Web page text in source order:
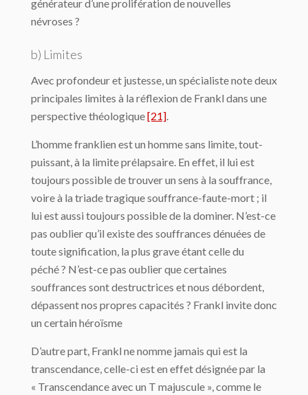
générateur d’une prolifération de nouvelles
névroses ?
b) Limites
Avec profondeur et justesse, un spécialiste note deux
principales limites à la réflexion de Frankl dans une
perspective théologique[21].
L’homme franklien est un homme sans limite, tout-
puissant, à la limite prélapsaire. En effet, il lui est
toujours possible de trouver un sens à la souffrance,
voire à la triade tragique souffrance-faute-mort ; il
lui est aussi toujours possible de la dominer. N’est-ce
pas oublier qu’il existe des souffrances dénuées de
toute signification, la plus grave étant celle du
péché ? N’est-ce pas oublier que certaines
souffrances sont destructrices et nous débordent,
dépassent nos propres capacités ? Frankl invite donc
un certain héroïsme
D’autre part, Frankl ne nomme jamais qui est la
transcendance, celle-ci est en effet désignée par la
« Transcendance avec un T majuscule », comme le